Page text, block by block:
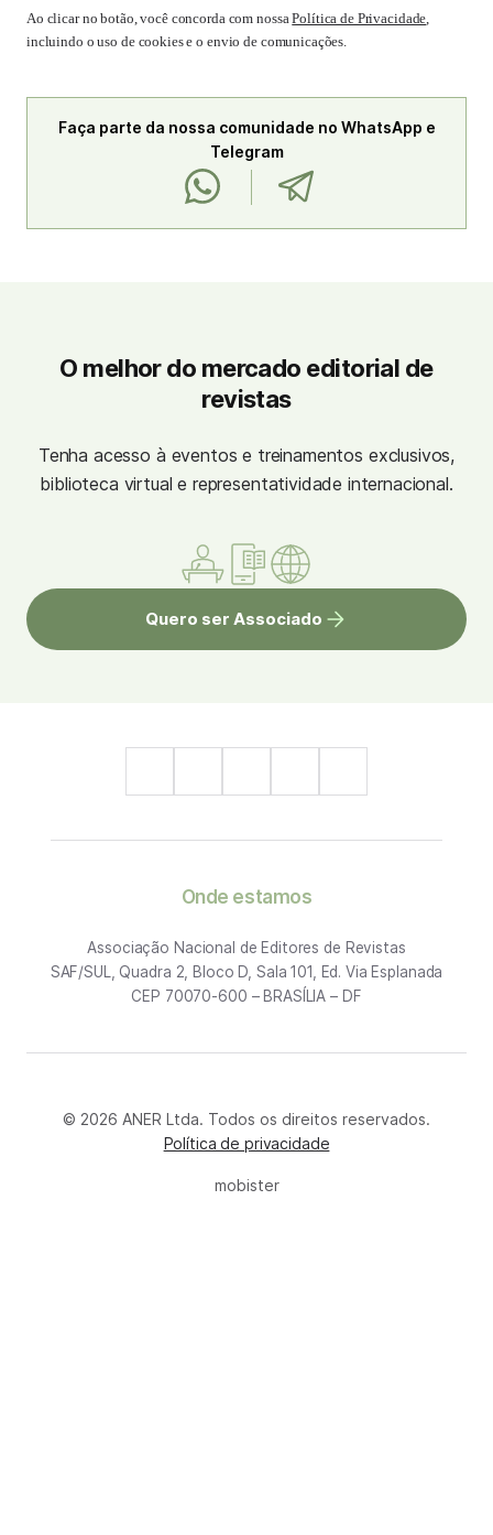
Ao clicar no botão, você concorda com nossaPolítica de Privacidade,
incluindo o uso de cookies e o envio de comunicações.
Faça parte da nossa comunidade no WhatsApp e
Telegram
O melhor do mercado editorial de
revistas
Tenha acesso à eventos e treinamentos exclusivos,
biblioteca virtual e representatividade internacional.
Quero ser Associado
Onde estamos
Associação Nacional de Editores de Revistas
SAF/SUL, Quadra 2, Bloco D, Sala 101, Ed. Via Esplanada
CEP 70070-600 – BRASÍLIA – DF
© 2026 ANER Ltda. Todos os direitos reservados.
Política de privacidade
mobister